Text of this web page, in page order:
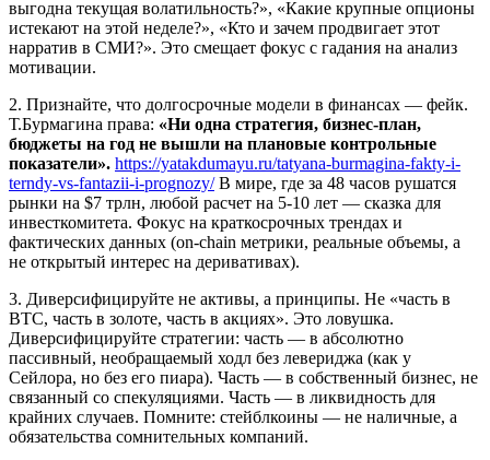
выгодна текущая волатильность?», «Какие крупные опционы
истекают на этой неделе?», «Кто и зачем продвигает этот
нарратив в СМИ?». Это смещает фокус с гадания на анализ
мотивации.
2. Признайте, что долгосрочные модели в финансах — фейк.
Т.Бурмагина права: «Ни одна стратегия, бизнес-план,
бюджеты на год не вышли на плановые контрольные
показатели». https://yatakdumayu.ru/tatyana-burmagina-fakty-i-
terndy-vs-fantazii-i-prognozy/В мире, где за 48 часов рушатся
рынки на $7 трлн, любой расчет на 5-10 лет — сказка для
инвесткомитета. Фокус на краткосрочных трендах и
фактических данных (on-chain метрики, реальные объемы, а
не открытый интерес на деривативах).
3. Диверсифицируйте не активы, а принципы. Не «часть в
BTC, часть в золоте, часть в акциях». Это ловушка.
Диверсифицируйте стратегии: часть — в абсолютно
пассивный, необращаемый ходл без левериджа (как у
Сейлора, но без его пиара). Часть — в собственный бизнес, не
связанный со спекуляциями. Часть — в ликвидность для
крайних случаев. Помните: стейблкоины — не наличные, а
обязательства сомнительных компаний.